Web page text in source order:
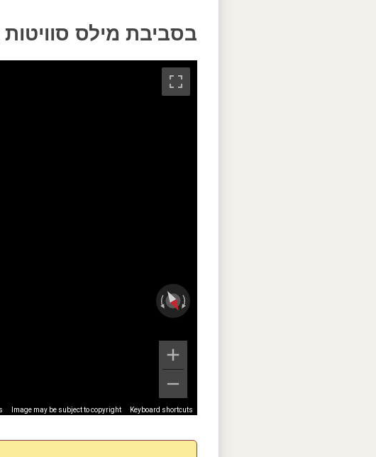
בסביבת מילס
Keyboard shortcuts
Image may be subject to copyright